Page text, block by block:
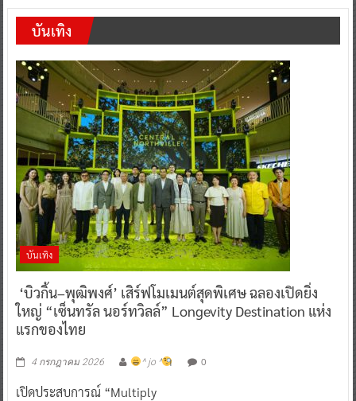
บันเทิง
บันเทิง
‘บิวกิ้น–พุฒิพงศ์’ เสิร์ฟโมเมนต์สุดพิเศษ ฉลองเปิดยิ่ง
ใหญ่ “เซ็นทรัล นอร์ทวิลล์” Longevity Destination แห่ง
แรกของไทย
4 กรกฎาคม 2026 ^ jo ^ 0
เปิดประสบการณ์ “Multiply